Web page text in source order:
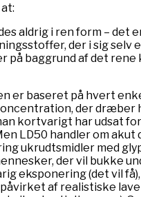
aldrig i ren form – det
der i sig selv
på baggrund af det rene
er baseret på hvert
der dræber
kortvarigt har udsat
LD50 handler om akut
ukrudtsmidler med
der vil bukke
eksponering (det vil
af realistiske